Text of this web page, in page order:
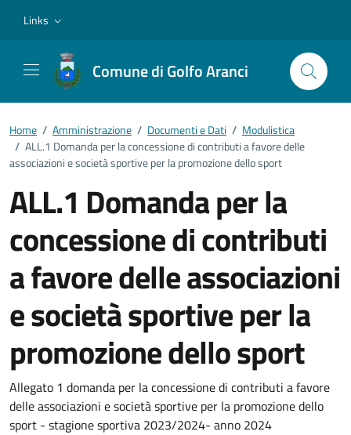
Links
Comune di Golfo Aranci
Home / Amministrazione / Documenti e Dati / Modulistica
/ ALL.1 Domanda per la concessione di contributi a favore delle
associazioni e società sportive per la promozione dello sport
ALL.1 Domanda per la
concessione di contributi
a favore delle associazioni
e società sportive per la
promozione dello sport
Dettagli del documento
Allegato 1 domanda per la concessione di contributi a favore
delle associazioni e società sportive per la promozione dello
sport - stagione sportiva 2023/2024- anno 2024